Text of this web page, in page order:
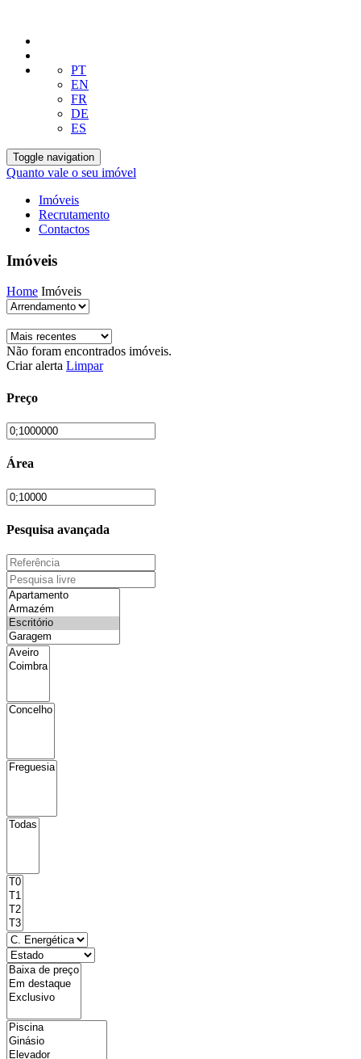
PT
EN
FR
DE
ES
Toggle navigation
Quanto vale o seu imóvel
Imóveis
Recrutamento
Contactos
Imóveis
Home Imóveis
Não foram encontrados imóveis.
Criar alerta Limpar
Preço
Área
Pesquisa avançada